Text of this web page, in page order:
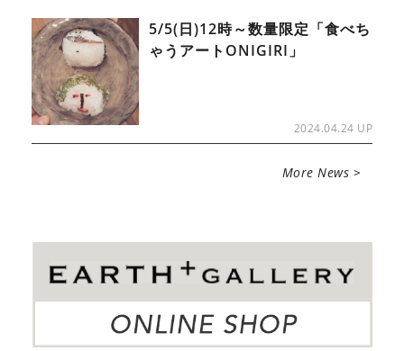
5/5(日)12時～数量限定「食べち
ゃうアートONIGIRI」
2024.04.24 UP
More News >